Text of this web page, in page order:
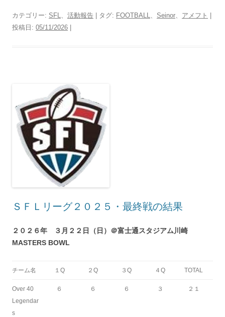
カテゴリー: SFL 活動報告 | タグ: FOOTBALL Seinor アメフト |
投稿日: 05/11/2026 |
ＳＦＬリーグ２０２５・最終戦の結果
２０２６年 ３月２２日（日）＠富士通スタジアム川崎
MASTERS BOWL
チーム名 １Q ２Q ３Q ４Q TOTAL
Over 40
Legendar
s
６ ６ ６ ３ ２１